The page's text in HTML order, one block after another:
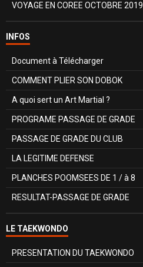
VOYAGE EN COREE OCTOBRE 2019
INFOS
Document à Télécharger
COMMENT PLIER SON DOBOK
A quoi sert un Art Martial ?
PROGRAME PASSAGE DE GRADE
PASSAGE DE GRADE DU CLUB
LA LEGITIME DEFENSE
PLANCHES POOMSEES DE 1 / à 8
RESULTAT-PASSAGE DE GRADE
LE TAEKWONDO
PRESENTATION DU TAEKWONDO